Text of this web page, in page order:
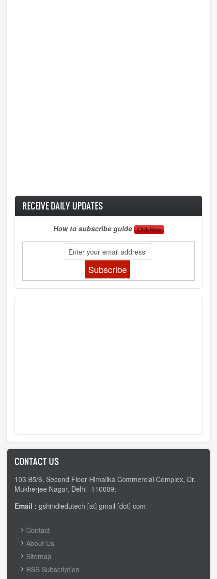
RECEIVE DAILY UPDATES
How to subscribe guide
CONTACT US
103 B5/6, Second Floor Himalika Commercial Complex, Dr.
Mukherjee Nagar, Delhi -110009;
Email : gshindiedutech [at] gmail [dot] com
FOOTER
MENU
Contact
About Us
Sitemap
RSS Subscription